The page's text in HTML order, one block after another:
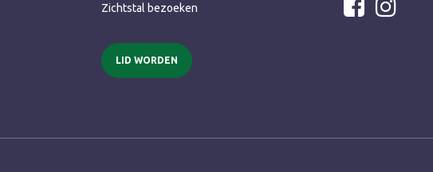
Zichtstal bezoeken
LID WORDEN